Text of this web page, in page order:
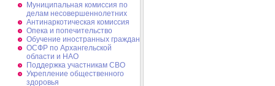
Муниципальная комиссия по
делам несовершеннолетних
Антинаркотическая комиссия
Опека и попечительство
Обучение иностранных граждан
ОСФР по Архангельской
области и НАО
Поддержка участникам СВО
Укрепление общественного
здоровья